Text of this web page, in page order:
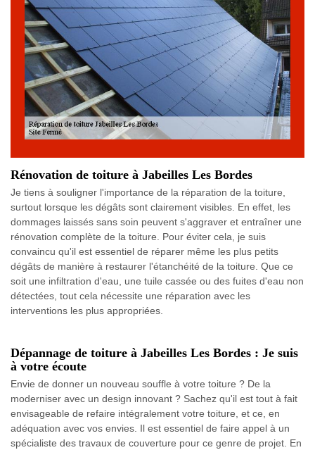
Rénovation de toiture à Jabeilles Les Bordes
Je tiens à souligner l'importance de la réparation de la toiture,
surtout lorsque les dégâts sont clairement visibles. En effet, les
dommages laissés sans soin peuvent s'aggraver et entraîner une
rénovation complète de la toiture. Pour éviter cela, je suis
convaincu qu'il est essentiel de réparer même les plus petits
dégâts de manière à restaurer l'étanchéité de la toiture. Que ce
soit une infiltration d'eau, une tuile cassée ou des fuites d'eau non
détectées, tout cela nécessite une réparation avec les
interventions les plus appropriées.
Dépannage de toiture à Jabeilles Les Bordes : Je suis
à votre écoute
Envie de donner un nouveau souffle à votre toiture ? De la
moderniser avec un design innovant ? Sachez qu'il est tout à fait
envisageable de refaire intégralement votre toiture, et ce, en
adéquation avec vos envies. Il est essentiel de faire appel à un
spécialiste des travaux de couverture pour ce genre de projet. En